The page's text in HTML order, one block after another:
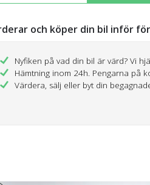
och köper din bil inför
Nyfiken på vad din bil är värd? Vi
Hämtning inom 24h. Pengarna på
Värdera, sälj eller byt din